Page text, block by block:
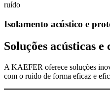
ruído
Isolamento acústico e
Soluções acústicas
A KAEFER oferece soluções
com o ruído de forma eficaz e